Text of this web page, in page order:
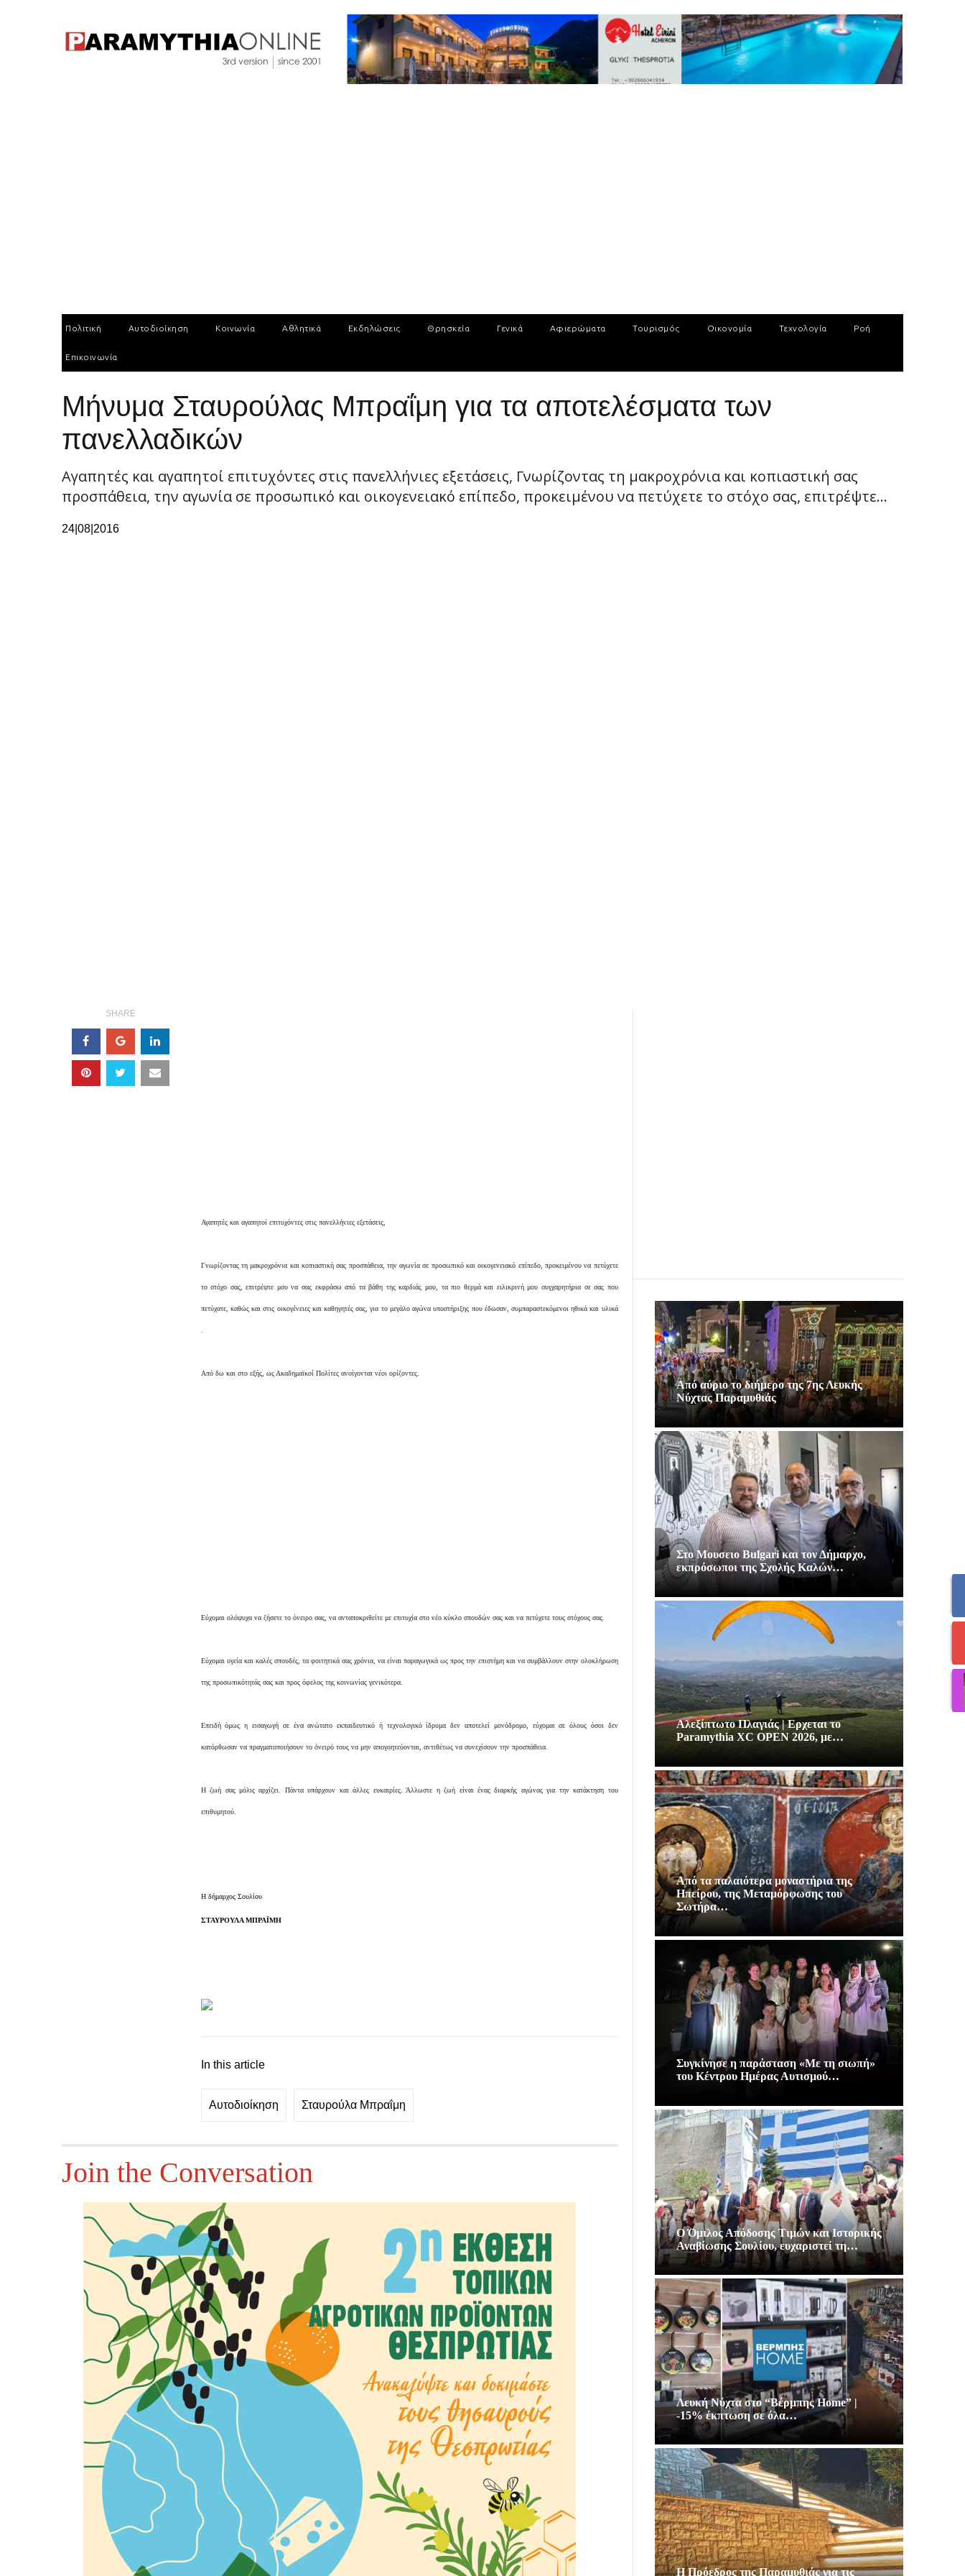
Πολιτική Αυτοδιοίκηση Κοινωνία Αθλητικά Εκδηλώσεις Θρησκεία Γενικά Αφιερώματα Τουρισμός Οικονομία Τεχνολογία Ροή
Επικοινωνία
Μήνυμα Σταυρούλας Μπραΐμη για τα αποτελέσματα των
πανελλαδικών
Αγαπητές και αγαπητοί επιτυχόντες στις πανελλήνιες εξετάσεις, Γνωρίζοντας τη μακροχρόνια και κοπιαστική σας
προσπάθεια, την αγωνία σε προσωπικό και οικογενειακό επίπεδο, προκειμένου να πετύχετε το στόχο σας, επιτρέψτε...
24|08|2016
SHARE
Αγαπητές και αγαπητοί επιτυχόντες στις πανελλήνιες εξετάσεις,
Γνωρίζοντας τη μακροχρόνια και κοπιαστική σας προσπάθεια, την αγωνία σε προσωπικό και οικογενειακό επίπεδο, προκειμένου να πετύχετε
το στόχο σας, επιτρέψτε μου να σας εκφράσω από τα βάθη της καρδιάς μου, τα πιο θερμά και ειλικρινή μου συγχαρητήρια σε σας που
πετύχατε, καθώς και στις οικογένειες και καθηγητές σας, για το μεγάλο αγώνα υποστήριξης που έδωσαν, συμπαραστεκόμενοι ηθικά και υλικά
Από δω και στο εξής, ως Ακαδημαϊκοί Πολίτες ανοίγονται νέοι ορίζοντες.
Εύχομαι ολόψυχα να ζήσετε το όνειρο σας, να ανταποκριθείτε με επιτυχία στο νέο κύκλο σπουδών σας και να πετύχετε τους στόχους σας.
Εύχομαι υγεία και καλές σπουδές, τα φοιτητικά σας χρόνια, να είναι παραγωγικά ως προς την επιστήμη και να συμβάλλουν στην ολοκλήρωση
της προσωπικότητάς σας και προς όφελος της κοινωνίας γενικότερα.
Επειδή όμως η εισαγωγή σε ένα ανώτατο εκπαιδευτικό ή τεχνολογικό ίδρυμα δεν αποτελεί μονόδρομο, εύχομαι σε όλους όσοι δεν
κατόρθωσαν να πραγματοποιήσουν το όνειρό τους να μην απογοητεύονται, αντιθέτως να συνεχίσουν την προσπάθεια.
Η ζωή σας μόλις αρχίζει. Πάντα υπάρχουν και άλλες ευκαιρίες. Άλλωστε η ζωή είναι ένας διαρκής αγώνας για την κατάκτηση του
επιθυμητού.
H δήμαρχος Σουλίου
ΣΤΑΥΡΟΥΛΑ ΜΠΡΑΪΜΗ
In this article
Αυτοδιοίκηση Σταυρούλα Μπραΐμη
Join the Conversation
Από αύριο το διήμερο της 7ης Λευκής
Νύχτας Παραμυθιάς
Στο Μουσειο Bulgari και τον Δήμαρχο,
εκπρόσωποι της Σχολής Καλών…
Αλεξίπτωτο Πλαγιάς | Ερχεται το
Paramythia XC OPEN 2026, με…
Από τα παλαιότερα μοναστήρια της
Ηπείρου, της Μεταμόρφωσης του
Σωτήρα…
Συγκίνησε η παράσταση «Με τη σιωπή»
του Κέντρου Ημέρας Αυτισμού…
Ο Όμιλος Απόδοσης Τιμών και Ιστορικής
Αναβίωσης Σουλίου, ευχαριστεί τη…
Λευκή Νύχτα στο “Βέρμπης Home” |
-15% έκπτωση σε όλα…
Η Πρόεδρος της Παραμυθιάς για τις